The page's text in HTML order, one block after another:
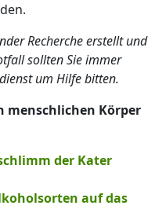
Recherche erstellt und
sollten Sie immer
um Hilfe bitten.
menschlichen Körper
der Kater
auf das